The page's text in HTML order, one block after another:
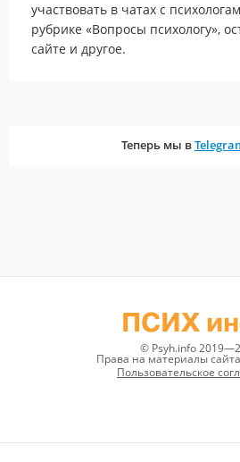
участвовать в чатах с
рубрике «Вопросы психологу»,
сайте и другое.
Теперь мы в
ПСИХ
© Psyh.info
Права на материалы
Пользовательское